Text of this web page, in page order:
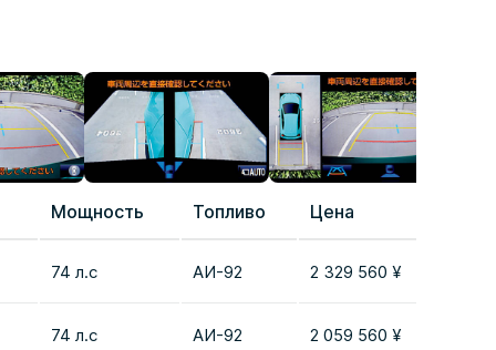
Мощность Топливо Цена
74 л.с AИ-92 2 329 560 ¥
74 л.с AИ-92 2 059 560 ¥